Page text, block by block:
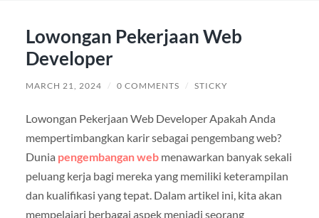
Lowongan Pekerjaan Web
Developer
MARCH 21, 2024 / 0 COMMENTS / STICKY
Lowongan Pekerjaan Web Developer Apakah Anda
mempertimbangkan karir sebagai pengembang web?
Dunia pengembangan webmenawarkan banyak sekali
peluang kerja bagi mereka yang memiliki keterampilan
dan kualifikasi yang tepat. Dalam artikel ini, kita akan
mempelajari berbagai aspek menjadi seorang